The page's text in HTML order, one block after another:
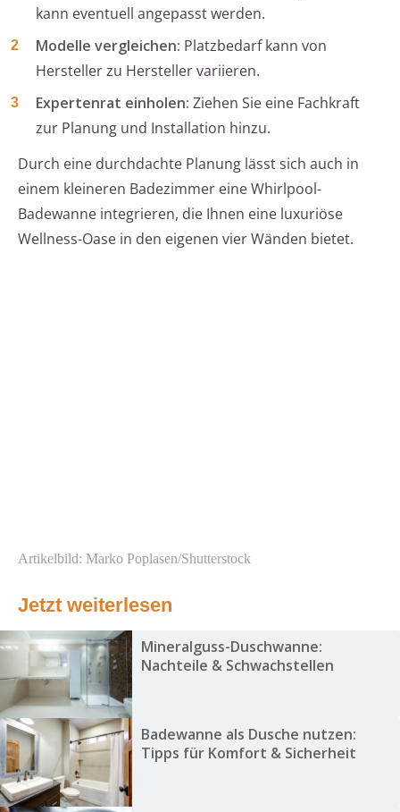
kann eventuell angepasst werden.
Modelle vergleichen: Platzbedarf kann von
Hersteller zu Hersteller variieren.
Expertenrat einholen: Ziehen Sie eine Fachkraft
zur Planung und Installation hinzu.
Durch eine durchdachte Planung lässt sich auch in
einem kleineren Badezimmer eine Whirlpool-
Badewanne integrieren, die Ihnen eine luxuriöse
Wellness-Oase in den eigenen vier Wänden bietet.
Artikelbild: Marko Poplasen/Shutterstock
Jetzt weiterlesen
Mineralguss-Duschwanne:
Nachteile & Schwachstellen
Badewanne als Dusche nutzen:
Tipps für Komfort & Sicherheit